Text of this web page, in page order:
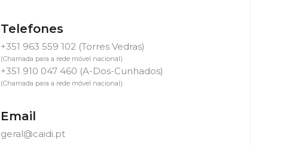
Telefones
+351 963 559 102(Torres Vedras)
(Chamada para a rede móvel nacional)
+351 910 047 460 (A-Dos-Cunhados)
(Chamada para a rede móvel nacional)
Email
geral@caidi.pt